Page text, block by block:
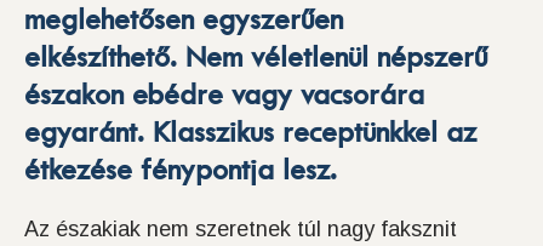
meglehetősen egyszerűen
elkészíthető. Nem véletlenül népszerű
északon ebédre vagy vacsorára
egyaránt. Klasszikus receptünkkel az
étkezése fénypontja lesz.
Az északiak nem szeretnek túl nagy faksznit